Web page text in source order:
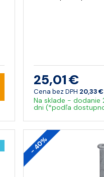
25,01 €
Cena bez DPH 20,33 €
Na sklade - dodanie
dni (*podľa
- 40%